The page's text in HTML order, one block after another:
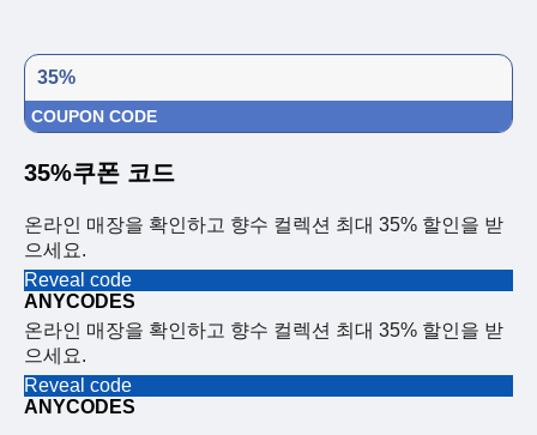
35%
COUPON CODE
35%쿠폰 코드
온라인 매장을 확인하고 향수 컬렉션 최대 35% 할인을 받
으세요.
Reveal code
ANYCODES
온라인 매장을 확인하고 향수 컬렉션 최대 35% 할인을 받
으세요.
Reveal code
ANYCODES